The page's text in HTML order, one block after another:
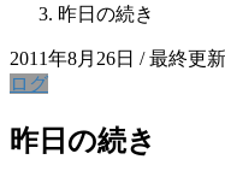
昨日の続き
2011年8月26日 / 最終更
ログ
昨日の続き